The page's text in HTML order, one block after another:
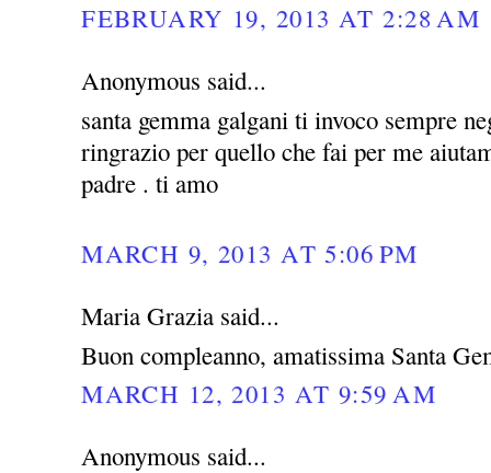
FEBRUARY 19, 2013 AT 2:28 AM
Anonymous said...
santa gemma galgani ti invoco sempre
ringrazio per quello che fai per me
padre . ti amo
MARCH 9, 2013 AT 5:06 PM
Maria Grazia said...
Buon compleanno, amatissima Santa
MARCH 12, 2013 AT 9:59 AM
Anonymous said...